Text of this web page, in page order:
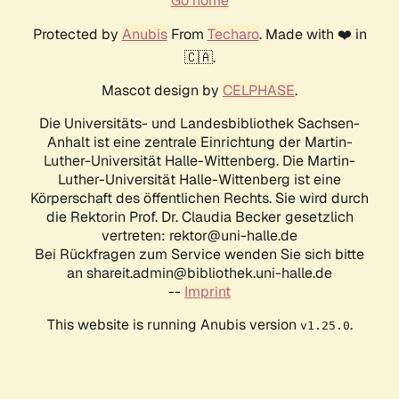
Protected by AnubisFrom Techaro. Made with ❤️ in
🇨🇦.
Mascot design by CELPHASE.
Die Universitäts- und Landesbibliothek Sachsen-
Anhalt ist eine zentrale Einrichtung der Martin-
Luther-Universität Halle-Wittenberg. Die Martin-
Luther-Universität Halle-Wittenberg ist eine
Körperschaft des öffentlichen Rechts. Sie wird durch
die Rektorin Prof. Dr. Claudia Becker gesetzlich
vertreten: rektor@uni-halle.de
Bei Rückfragen zum Service wenden Sie sich bitte
an shareit.admin@bibliothek.uni-halle.de
-- Imprint
This website is running Anubis version v1.25.0.